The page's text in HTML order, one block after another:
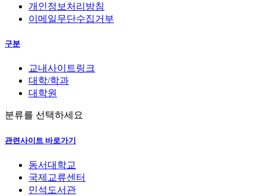
개인정보처리방침
이메일무단수집거부
구분
교내사이트링크
대학/학과
대학원
분류를 선택하세요
관련사이트 바로가기
동서대학교
국제교류센터
민석도서관